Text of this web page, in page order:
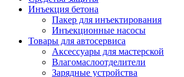
Инъекция бетона
Пакер для инъектирования
Инъекционные насосы
Товары для автосервиса
Аксессуары для мастерской
Влагомаслоотделители
Зарядные устройства